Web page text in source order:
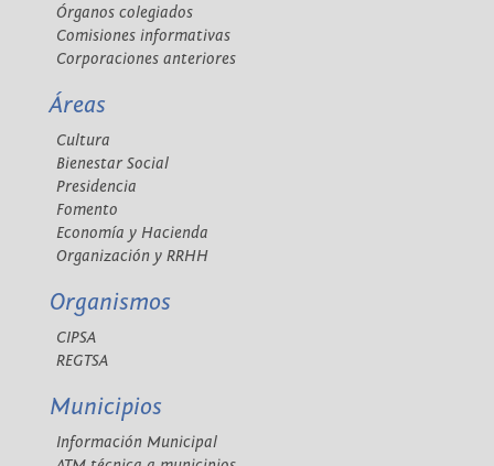
Órganos colegiados
Comisiones informativas
Corporaciones anteriores
Áreas
Cultura
Bienestar Social
Presidencia
Fomento
Economía y Hacienda
Organización y RRHH
Organismos
CIPSA
REGTSA
Municipios
Información Municipal